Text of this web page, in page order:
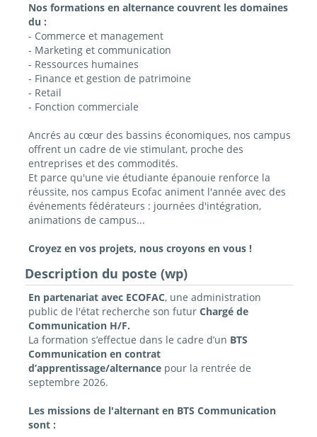
Nos formations en alternance couvrent les domaines
du :
- Commerce et management
- Marketing et communication
- Ressources humaines
- Finance et gestion de patrimoine
- Retail
- Fonction commerciale
Ancrés au cœur des bassins économiques, nos campus
offrent un cadre de vie stimulant, proche des
entreprises et des commodités.
Et parce qu'une vie étudiante épanouie renforce la
réussite, nos campus Ecofac animent l'année avec des
événements fédérateurs : journées d'intégration,
animations de campus...
Croyez en vos projets, nous croyons en vous !
Description du poste (wp)
En partenariat avec ECOFAC, une administration
public de l'état recherche son futur Chargé de
Communication H/F.
La formation s’effectue dans le cadre d’un BTS
Communication en contrat
d’apprentissage/alternancepour la rentrée de
septembre 2026.
Les missions de l'alternant en BTS Communication
sont :